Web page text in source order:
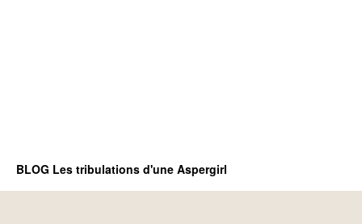
BLOG Les tribulations d'une Aspergirl